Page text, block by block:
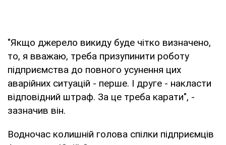
"Якщо джерело викиду буде чітко визначено,
то, я вважаю, треба призупинити роботу
підприємства до повного усунення цих
аварійних ситуацій - перше. І друге - накласти
відповідний штраф. За це треба карати", -
зазначив він.
Водночас колишній голова спілки підприємців